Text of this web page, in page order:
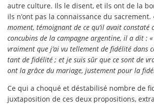
autre culture. Ils le disent, et ils ont de la
ils n’ont pas la connaissance du sacrement.
moment, témoignant de ce qu’il avait constaté
concubins de la campagne argentine, il a dit :
vraiment que j’ai vu tellement de fidélité dans
tant de fidélité ; et je suis sûr que ce sont de
ont la grâce du mariage, justement pour la
Ce qui a choqué et déstabilisé nombre de
juxtaposition de ces deux propositions,